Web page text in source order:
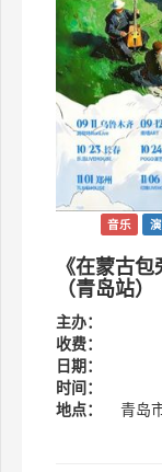
音乐
《在蒙古
（青岛站）
主办：
收费：
日期：
时间：
地点：
青岛